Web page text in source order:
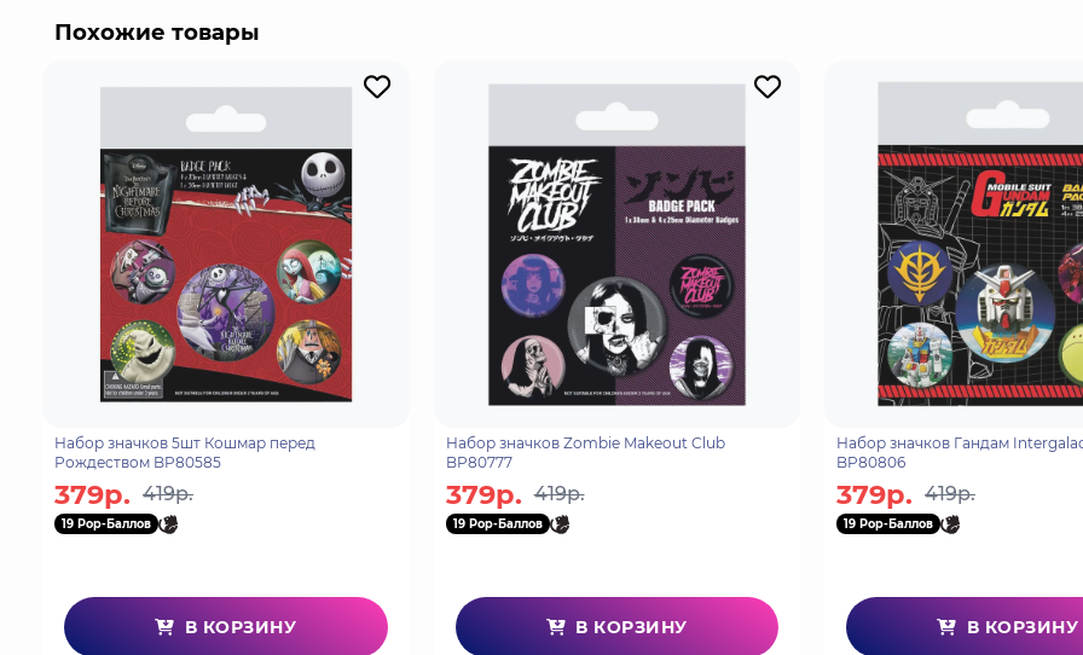
Похожие товары
Набор значков 5шт Кошмар перед
Рождеством BP80585
379р. 419р.
19 Pop-Баллов
В КОРЗИНУ
Набор значков Zombie Makeout Club
BP80777
379р. 419р.
19 Pop-Баллов
В КОРЗИНУ
Набор значков Гандам
BP80806
379р. 419р.
19 Pop-Баллов
В КОРЗИНУ